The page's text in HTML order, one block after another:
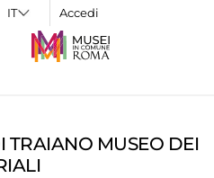
Accedi
TRAIANO MUSEO DEI